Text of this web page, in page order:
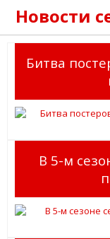
Новости
Битва
В 5-м